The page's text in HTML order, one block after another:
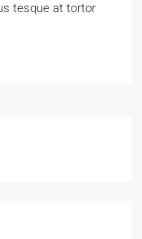
tesque at tortor